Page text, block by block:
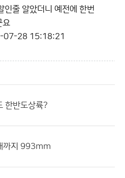
인줄 알았더니 예전에 한번
요
07-28 15:18:21
한반도상륙?
까지 993mm